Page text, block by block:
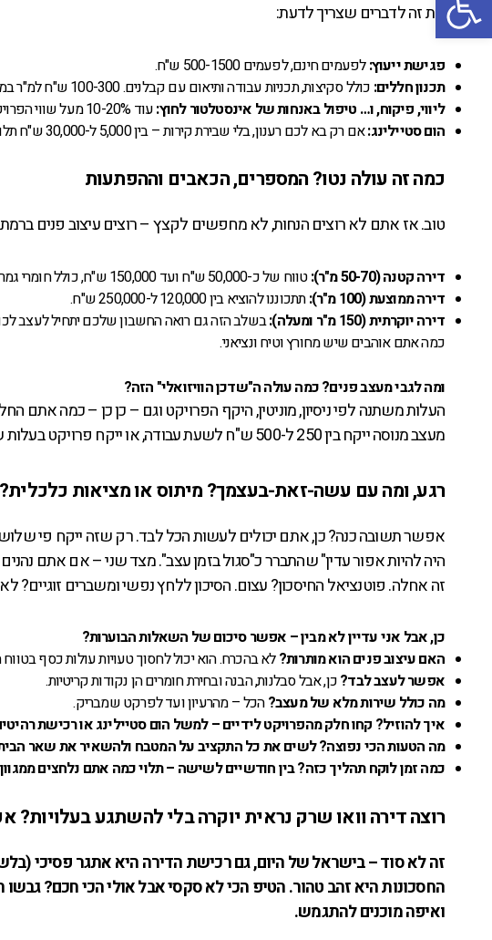
את זה לדברים שצריך לדעת:
פגישת ייעוץ:לפעמים חינם, לפעמים 500-1500 ש"ח.
תכנון חללים: כולל סקיצות, תכניות עבודה ותיאום עם קבלנים. 100-300 ש"ח למ"ר בממוצע.
ליווי, פיקוח, ו… טיפול באנחות של אינסטלטור לחוץ:עוד 10-20% מעל שווי הפרויקט.
הום סטיילינג:אם רק בא לכם רענון, בלי שבירת קירות – בין 5,000 ל-30,000 ש"ח תלוי בהיקף.
כמה זה עולה נטו? המספרים, הכאבים וההפתעות
טוב. אז אתם לא רוצים הנחות, לא מחפשים לקצץ – רוצים עיצוב פנים ברמת
דירה קטנה (50-70 מ"ר):
טווח של כ-50,000 ש"ח ועד 150,000 ש"ח, כולל חומרי גמר ורהיטים.
דירה ממוצעת (100 מ"ר):
תתכוננו להוציא בין 120,000 ל-250,000 ש"ח.
דירה יוקרתית (150 מ"ר ומעלה):
כמה אתם אוהבים שיש מחורץ וטיח ונציאני.
ומה לגבי מעצב פנים? כמה עולה ה"שדכן הוויזואלי" הזה?
העלות משתנה לפי ניסיון, מוניטין, היקף הפרויקט וגם – כן כן – כמה אתם
מעצב מנוסה ייקח בין 250 ל-500 ש"ח לשעת עבודה, או ייקח פרויקט בעלות של 10-20 אחוזים מסך ההוצאה.
רגע, ומה עם עשה-זאת-בעצמך? מיתוס או מציאות כלכלית?
אפשר תשובה כנה? כן, אתם יכולים לעשות הכל לבד. רק שזה ייקח פי שלוש
היה להיות אפור עדין" שהתברר כ"סגול בזמן עצב". מצד שני – אם אתם
זה אחלה. פוטנציאל החיסכון? עצום. הסיכון ללחץ נפשי ומשברים זוגיים?
כן, אבל אני עדיין לא מבין – אפשר סיכום של השאלות הבוערות?
האם עיצוב פנים הוא מותרות?לא בהכרח. הוא יכול לחסוך טעויות עולות כסף בטווח
אפשר לעצב לבד?כן, אבל סבלנות, הבנה ובחירת חומרים הן נקודות קריטיות.
מה כולל שירות מלא של מעצב?הכל – מהרעיון ועד לפרקט שמבריק.
איך להוזיל? קחו חלק מהפרויקט לידיים – למשל הום סטיילינג או רכישת
מה הטעות הכי נפוצה?לשים את כל התקציב על המטבח ולהשאיר את שאר
כמה זמן לוקח תהליך כזה?בין חודשיים לשישה – תלוי כמה אתם נלחצים
רוצה דירה וואו שרק נראית יוקרה בלי להשתגע בעלויות?
זה לא סוד – בישראל של היום, גם רכישת הדירה היא אתגר פסיכי
החסכונות היא זהב טהור. הטיפ הכי לא סקסי אבל אולי הכי חכם?
ואיפה מוכנים להתגמש.